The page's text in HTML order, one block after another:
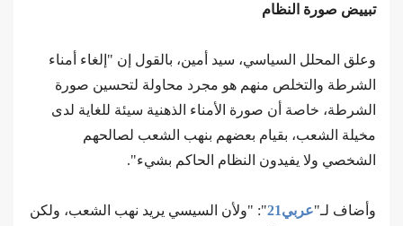
تبييض صورة النظام
وعلق المحلل السياسي، سيد أمين، بالقول إن "إلغاء أمناء
الشرطة والتخلص منهم هو مجرد محاولة لتحسين صورة
الشرطة، خاصة أن صورة الأمناء الذهنية سيئة للغاية لدى
مخيلة الشعب، بقيام بعضهم بنهب الشعب لصالحهم
الشخصي ولا يفيدون النظام الحاكم بشيء".
وأضاف لـ"عربي21
": "ولأن السيسي يريد نهب الشعب، ولكن